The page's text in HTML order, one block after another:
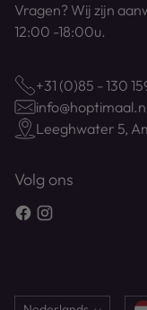
Vragen? Wij zijn
12:00 -18:00u.
+31 (0)85 - 130
Leeghwater 5,
Volg ons